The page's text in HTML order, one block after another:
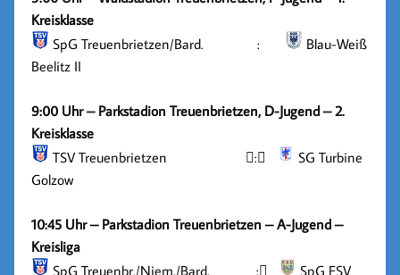
Kreisklasse
SpG Treuenbrietzen/​Bard. :
Blau-Weiß
Beelitz II
9:00 Uhr – Parkstadion Treuenbrietzen, D-Jugend – 2.
Kreisklasse
TSV Treuenbrietzen :
SG Turbine
Golzow
10:45 Uhr – Parkstadion Treuenbrietzen – A-Jugend –
Kreisliga
SpG Treuenbr./​Niem./​Bard.:
SpG FSV